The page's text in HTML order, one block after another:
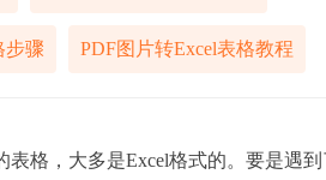
步骤 PDF图片转Excel表格教程
，大多是Excel格式的。要是遇到